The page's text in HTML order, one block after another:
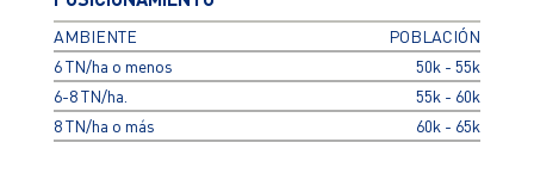
AMBIENTE
POBLACIÓN
6 TN/ha o menos
50k - 55k
6-8 TN/ha.
55k - 60k
8 TN/ha o más
60k - 65k